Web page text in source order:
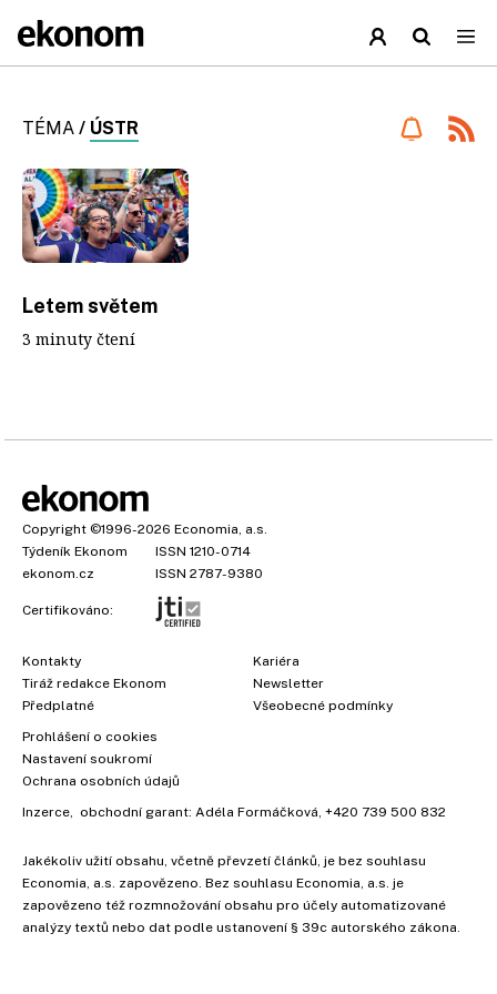
TÉMA / ÚSTR
Letem světem
3 minuty čtení
Copyright ©1996-2026 Economia, a.s.
Týdeník Ekonom
ISSN 1210-0714
ekonom.cz
ISSN 2787-9380
Certifikováno:
Kontakty
Tiráž redakce Ekonom
Předplatné
Kariéra
Newsletter
Všeobecné podmínky
Prohlášení o cookies
Nastavení soukromí
Ochrana osobních údajů
Inzerce , obchodní garant: Adéla Formáčková +420 739 500 832
Jakékoliv užití obsahu, včetně převzetí článků, je bez souhlasu
Economia, a.s. zapovězeno. Bez souhlasu Economia, a.s. je
zapovězeno též rozmnožování obsahu pro účely automatizované
analýzy textů nebo dat podle ustanovení § 39c autorského zákona.